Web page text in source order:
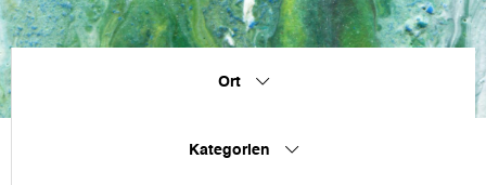
Ort
Kategorien